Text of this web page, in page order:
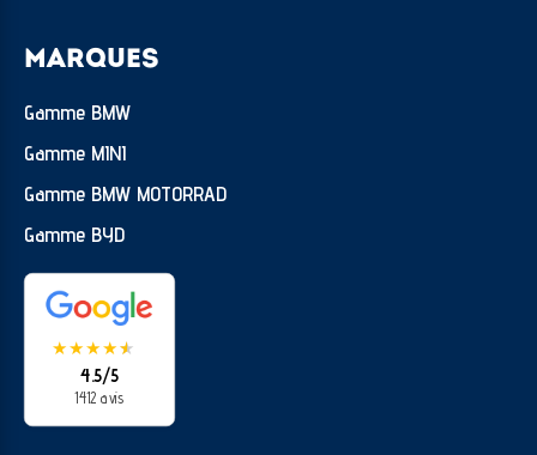
MARQUES
Gamme BMW
Gamme MINI
Gamme BMW MOTORRAD
Gamme BYD
★★★★★
★
4.5/5
1412 avis